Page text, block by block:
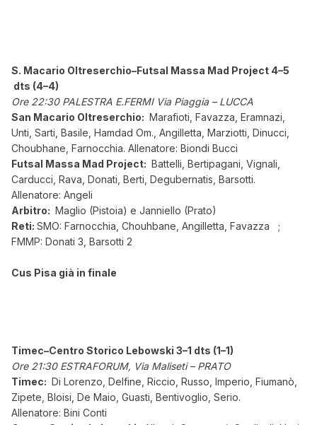
S. Macario Oltreserchio–Futsal Massa Mad Project 4–5
dts (4–4)
Ore 22:30 PALESTRA E.FERMI Via Piaggia – LUCCA
San Macario Oltreserchio: Marafioti, Favazza, Eramnazi,
Unti, Sarti, Basile, Hamdad Om., Angilletta, Marziotti, Dinucci,
Choubhane, Farnocchia. Allenatore: Biondi Bucci
Futsal Massa Mad Project: Battelli, Bertipagani, Vignali,
Carducci, Rava, Donati, Berti, Degubernatis, Barsotti.
Allenatore: Angeli
Arbitro: Maglio (Pistoia) e Janniello (Prato)
Reti: SMO: Farnocchia, Chouhbane, Angilletta, Favazza ;
FMMP: Donati 3, Barsotti 2
Cus Pisa già in finale
Timec–Centro Storico Lebowski 3–1 dts (1–1)
Ore 21:30 ESTRAFORUM, Via Maliseti – PRATO
Timec: Di Lorenzo, Delfine, Riccio, Russo, Imperio, Fiumanò,
Zipete, Bloisi, De Maio, Guasti, Bentivoglio, Serio.
Allenatore: Bini Conti